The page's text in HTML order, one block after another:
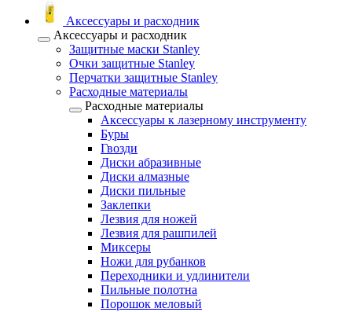
Аксессуары и расходник
Аксессуары и расходник
Защитные маски Stanley
Очки защитные Stanley
Перчатки защитные Stanley
Расходные материалы
Расходные материалы
Аксессуары к лазерному инструменту
Буры
Гвозди
Диски абразивные
Диски алмазные
Диски пильные
Заклепки
Лезвия для ножей
Лезвия для рашпилей
Миксеры
Ножи для рубанков
Переходники и удлинители
Пильные полотна
Порошок меловый